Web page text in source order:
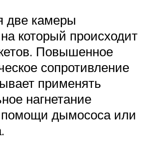
две камеры
который происходит
Повышенное
сопротивление
применять
нагнетание
помощи дымососа или